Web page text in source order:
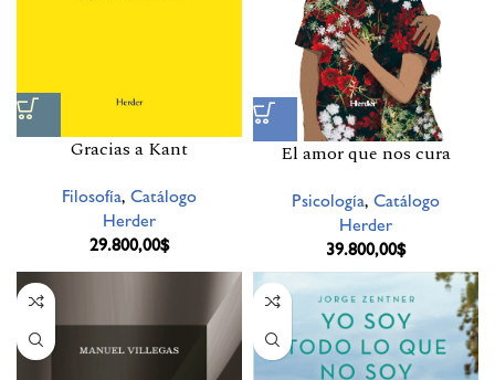
Gracias a Kant
Filosofía, Catálogo
Herder
29.800,00$
El amor que nos cura
Psicología, Catálogo
Herder
39.800,00$